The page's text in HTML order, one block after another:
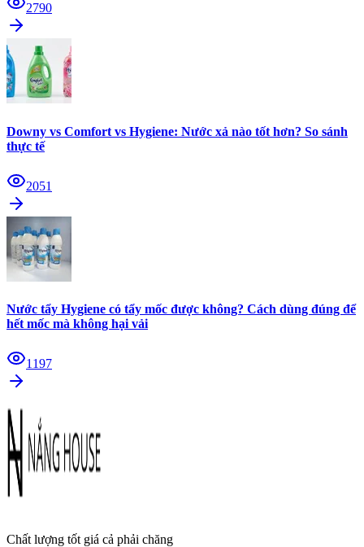
2790
Downy vs Comfort vs Hygiene: Nước xả nào tốt hơn? So sánh
thực tế
2051
Nước tẩy Hygiene có tẩy mốc được không? Cách dùng đúng để
hết mốc mà không hại vải
1197
Chất lượng tốt giá cả phải chăng